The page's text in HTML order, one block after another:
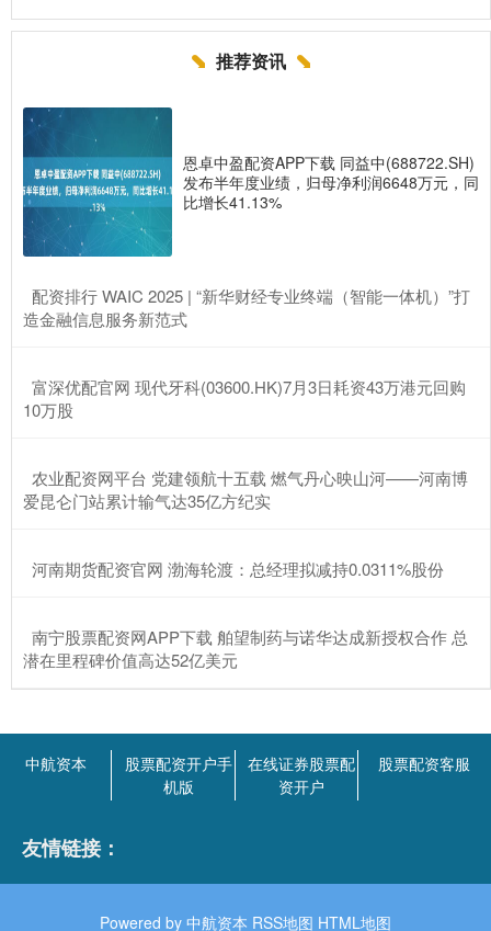
推荐资讯
恩卓中盈配资APP下载 同益中(688722.SH)
发布半年度业绩，归母净利润6648万元，同
比增长41.13%
​配资排行 WAIC 2025 | “新华财经专业终端（智能一体机）”打
造金融信息服务新范式
​富深优配官网 现代牙科(03600.HK)7月3日耗资43万港元回购
10万股
​农业配资网平台 党建领航十五载 燃气丹心映山河——河南博
爱昆仑门站累计输气达35亿方纪实
​河南期货配资官网 渤海轮渡：总经理拟减持0.0311%股份
​南宁股票配资网APP下载 舶望制药与诺华达成新授权合作 总
潜在里程碑价值高达52亿美元
中航资本
股票配资开户手
机版
在线证券股票配
资开户
股票配资客服
友情链接：
Powered by 中航资本 RSS地图 HTML地图